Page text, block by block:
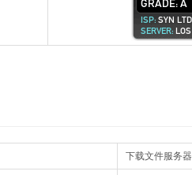
下载文件服务器